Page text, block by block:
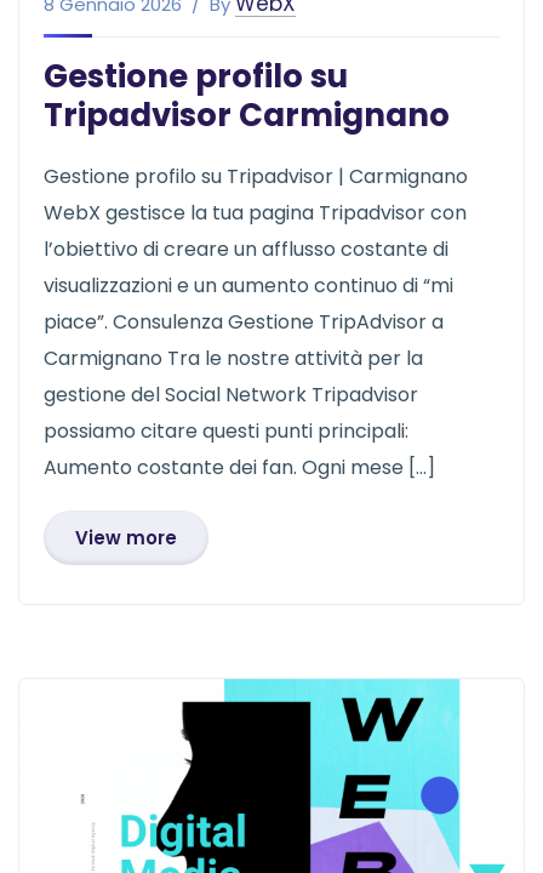
Gestione profilo su
Tripadvisor Carmignano
Gestione profilo su Tripadvisor | Carmignano
WebX gestisce la tua pagina Tripadvisor con
l’obiettivo di creare un afflusso costante di
visualizzazioni e un aumento continuo di “mi
piace”. Consulenza Gestione TripAdvisor a
Carmignano Tra le nostre attività per la
gestione del Social Network Tripadvisor
possiamo citare questi punti principali:
Aumento costante dei fan. Ogni mese […]
View more